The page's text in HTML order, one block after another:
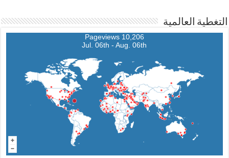
التغطية العالمية
10,206 Pageviews
Jul. 06th - Aug. 06th